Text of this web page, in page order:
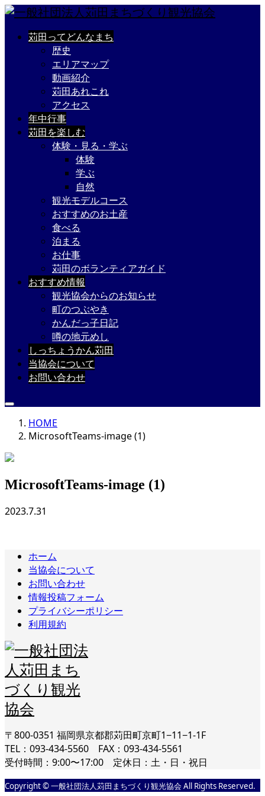
苅田ってどんなまち
歴史
エリアマップ
動画紹介
苅田あれこれ
アクセス
年中行事
苅田を楽しむ
体験・見る・学ぶ
体験
学ぶ
自然
観光モデルコース
おすすめのお土産
食べる
泊まる
お仕事
苅田のボランティアガイド
おすすめ情報
観光協会からのお知らせ
町のつぶやき
かんだっ子日記
噂の地元めし
しっちょうかん苅田
当協会について
お問い合わせ
HOME
MicrosoftTeams-image (1)
MicrosoftTeams-image (1)
2023.7.31
ホーム
当協会について
お問い合わせ
情報投稿フォーム
プライバシーポリシー
利用規約
〒800-0351 福岡県京都郡苅田町京町1−11−1-1F
TEL：093-434-5560 FAX：093-434-5561
受付時間：9:00〜17:00 定休日：土・日・祝日
Copyright © 一般社団法人苅田まちづくり観光協会 All Rights Reserved.